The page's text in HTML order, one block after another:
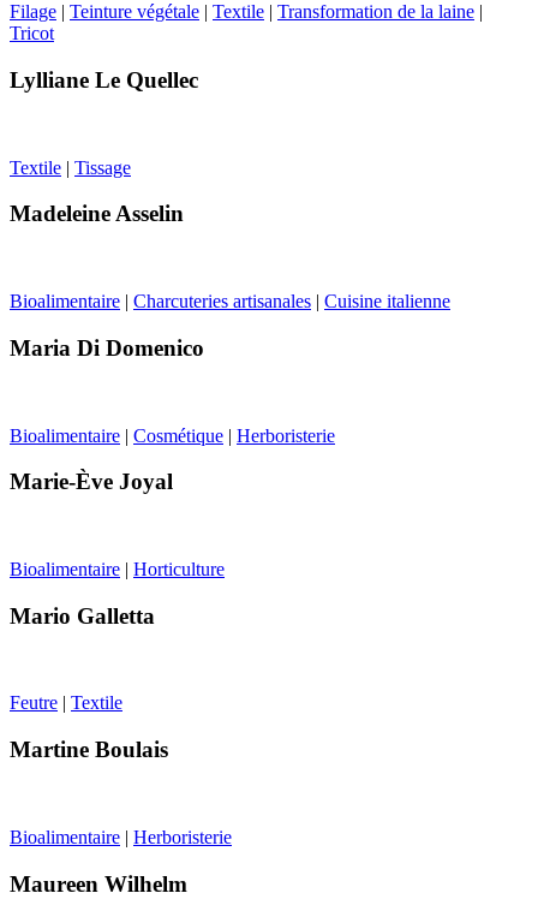
Filage | Teinture végétale | Textile | Transformation de la laine |
Tricot
Lylliane Le Quellec
Textile | Tissage
Madeleine Asselin
Bioalimentaire | Charcuteries artisanales | Cuisine italienne
Maria Di Domenico
Bioalimentaire | Cosmétique | Herboristerie
Marie-Ève Joyal
Bioalimentaire | Horticulture
Mario Galletta
Feutre | Textile
Martine Boulais
Bioalimentaire | Herboristerie
Maureen Wilhelm